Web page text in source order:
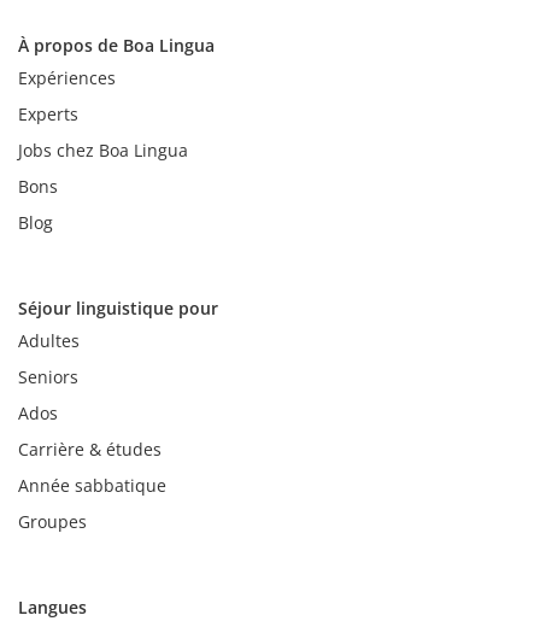
À propos de Boa Lingua
Expériences
Experts
Jobs chez Boa Lingua
Bons
Blog
Séjour linguistique pour
Adultes
Seniors
Ados
Carrière & études
Année sabbatique
Groupes
Langues